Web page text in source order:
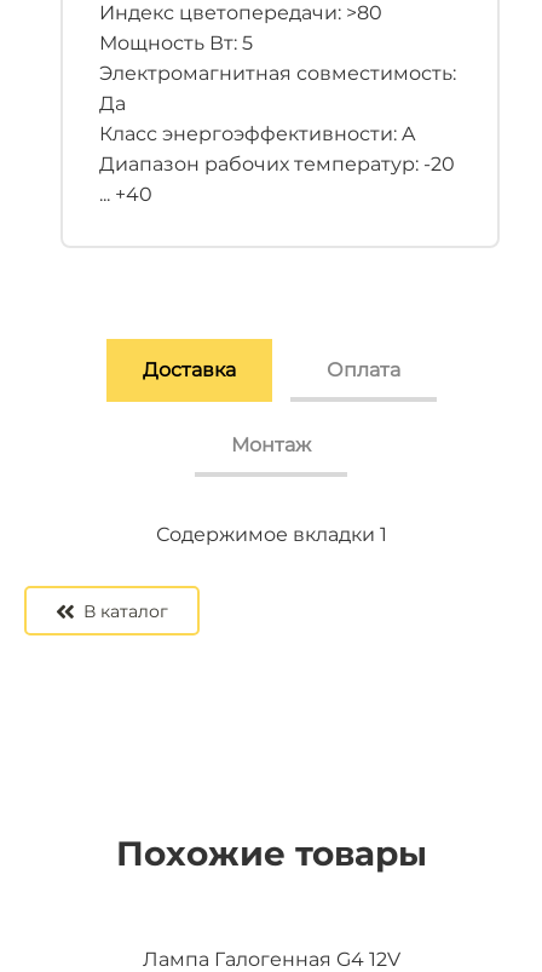
Индекс цветопередачи: >80
Мощность Вт: 5
Электромагнитная совместимость:
Да
Класс энергоэффективности: A
Диапазон рабочих температур: -20
... +40
Доставка Оплата
Монтаж
Содержимое вкладки 1
Содержимое вкладки 2
Содержимое вкладки 3
В каталог
Похожие товары
Лампа Галогенная G4 12V